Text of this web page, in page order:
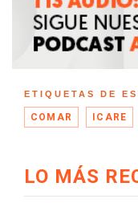
ETIQUETAS DE
COMAR ICARE
LO MÁS